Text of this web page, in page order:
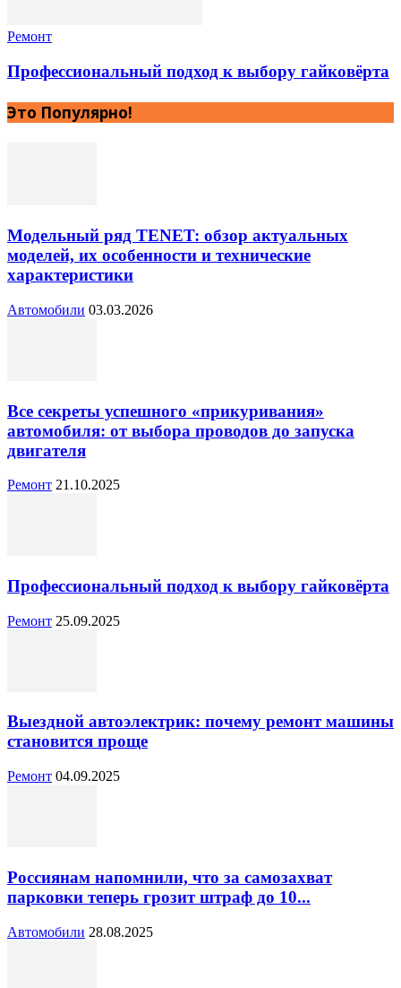
Ремонт
Профессиональный подход к выбору гайковёрта
Это Популярно!
Модельный ряд TENET: обзор актуальных
моделей, их особенности и технические
характеристики
Автомобили 03.03.2026
Все секреты успешного «прикуривания»
автомобиля: от выбора проводов до запуска
двигателя
Ремонт 21.10.2025
Профессиональный подход к выбору гайковёрта
Ремонт 25.09.2025
Выездной автоэлектрик: почему ремонт машины
становится проще
Ремонт 04.09.2025
Россиянам напомнили, что за самозахват
парковки теперь грозит штраф до 10...
Автомобили 28.08.2025